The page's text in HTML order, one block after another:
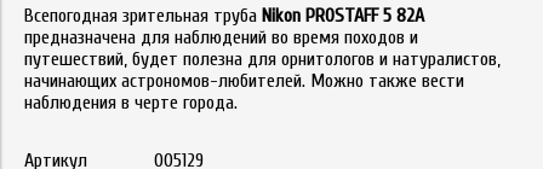
Всепогодная зрительная труба Nikon PROSTAFF 5 82A
предназначена для наблюдений во время походов и
путешествий, будет полезна для орнитологов и натуралистов,
начинающих астрономов-любителей. Можно также вести
наблюдения в черте города.
Артикул 005129